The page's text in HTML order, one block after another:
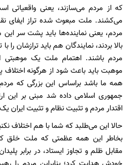
که از مردم می‌سازند، یعنی واقعیاتی
می‌کشند. ملت مبعوث شده تراز ایفای
مردم، یعنی نماینده‌ها باید پشت سر این
بالا بردند، نمایندگان هم باید ترازشان را
مردم باشند. اهتمام ملت یک
موهبت باید باعث شود از هرگونه
همه ما باشد براساس این بزرگی که
جمهوری اسلامی داده شد مبنی بر این
اقتدار مردم و تثبیت نظام و تثبیت
حالا این می‌طلبد که شما با هم اختلاف
بخاطر این همه عظمتی که ملت خلق
مقابل ظلم و تجاوز ایستاد، در برابر